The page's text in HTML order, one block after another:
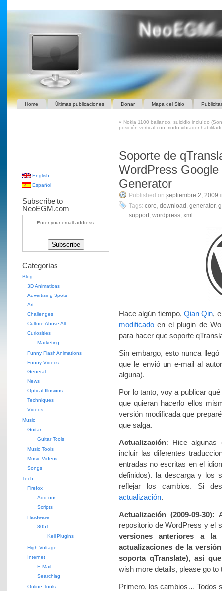
Home Últimas publicaciones Donar Mapa del Sitio
« Nokia 1100 bailando, suicidio incluído
posición vertical con modo vibrador
Soporte de
WordPress
Generator
Published on septiembre 2, 2009
Tags: core, download , generator,
support, wordpress, xml .
Hace algún tiempo, Qian Qin,
modificado en el plugin de
para hacer que soporte
Sin embargo, esto nunca
que le envió un e-mail al
alguna).
Por lo tanto, voy a publicar
que quieran hacerlo ellos
versión modificada que
que salga.
Actualización: Hice algunas
incluir las diferentes
entradas no escritas en el
definidos). la descarga y los
reflejar los cambios. Si
actualización.
Actualización (2009-09-30):
repositorio de WordPress y el
versiones anteriores a la
actualizaciones de la
soporta qTranslate), así
wish more details, please go to
Primero, los cambios… Todos
English
Español
Subscribe to
NeoEGM.com
Enter your email address:
Categorías
Blog
3D Animations
Advertising Spots
Art
Challenges
Culture Above All
Curiosities
Marketing
Funny Flash Animations
Funny Videos
General
News
Optical Illusions
Techniques
Videos
Music
Guitar
Guitar Tools
Music Tools
Music Videos
Songs
Tech
Firefox
Add-ons
Scripts
Hardware
8051
Keil Plugins
High Voltage
Internet
E-Mail
Searching
Online Tools